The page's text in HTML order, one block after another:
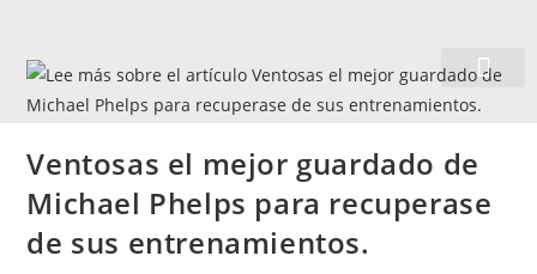
Ventosas el mejor guardado de
Michael Phelps para recuperase
de sus entrenamientos.